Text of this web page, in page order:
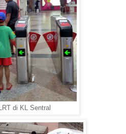
di KL Sentral